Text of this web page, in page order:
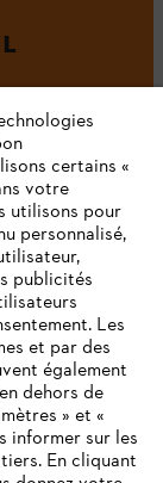
certains «
votre
utilisons pour
personnalisé,
publicités
Les
et par des
également
dehors de
» et «
informer sur les
En cliquant